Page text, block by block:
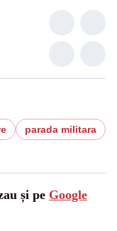
parada militara
și pe Google